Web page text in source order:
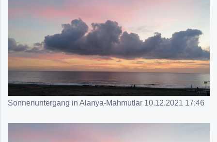
Sonnenuntergang in Alanya-Mahmutlar 10.12.2021 17:46